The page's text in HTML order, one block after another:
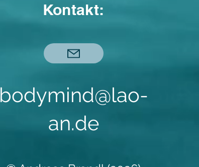
Kontakt:
bodymind@lao-
an.de